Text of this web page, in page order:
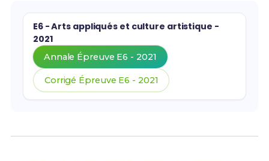
E6 - Arts appliqués et culture artistique -
2021
Annale Épreuve E6 - 2021
Corrigé Épreuve E6 - 2021